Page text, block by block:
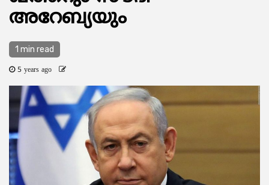
അറേബ്യയും
1 min read
5 years ago